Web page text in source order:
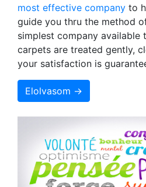
most effective company to
guide you thru the method
simplest company available
carpets are treated gently,
your satisfaction is
Elolvasom →